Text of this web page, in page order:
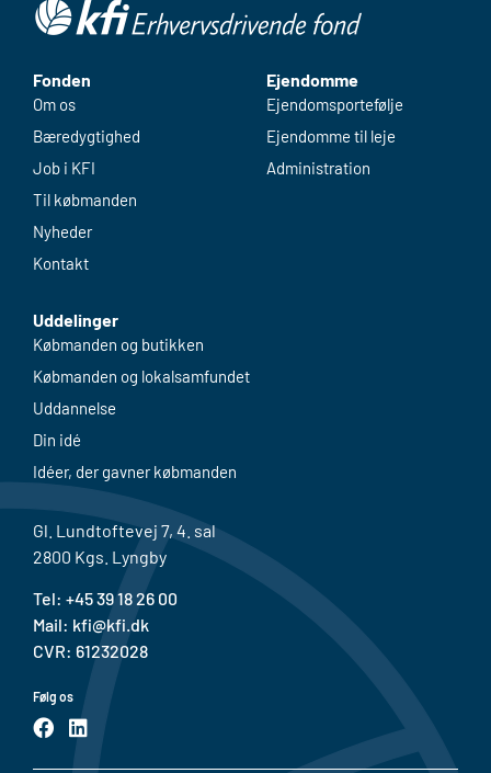
Gl. Lundtoftevej 7, 4. sal
2800 Kgs. Lyngby
Tel: +45 39 18 26 00
Mail: kfi@kfi.dk
CVR: 61232028
Følg os
F
a
L
i
Fonden
Om os
Bæredygtighed
Job i KFI
Til købmanden
Nyheder
Kontakt
Uddelinger
Købmanden og butikken
Købmanden og lokalsamfundet
Uddannelse
Din idé
Idéer, der gavner købmanden
Ejendomme
Ejendomsportefølje
Ejendomme til leje
Administration